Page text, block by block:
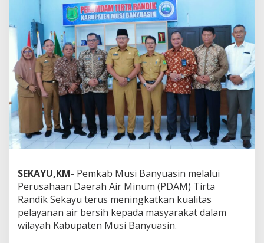
D
A
M
T
i
r
t
a
R
k
S
a
y
u
i
n
SEKAYU,KM- Pemkab Musi Banyuasin melalui
Perusahaan Daerah Air Minum (PDAM) Tirta
Randik Sekayu terus meningkatkan kualitas
pelayanan air bersih kepada masyarakat dalam
wilayah Kabupaten Musi Banyuasin.